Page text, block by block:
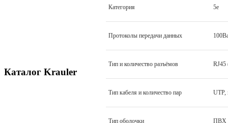
Каталог Krauler
Категория 5е
Протоколы передачи данных
Тип и количество разъёмов RJ45
Тип кабеля и количество пар UTP,
Тип оболочки ПВХ